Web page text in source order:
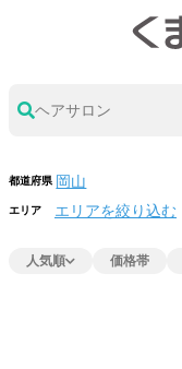
ヘアサロン
都道府県
エリア エリアを絞り込む
人気順 価格帯